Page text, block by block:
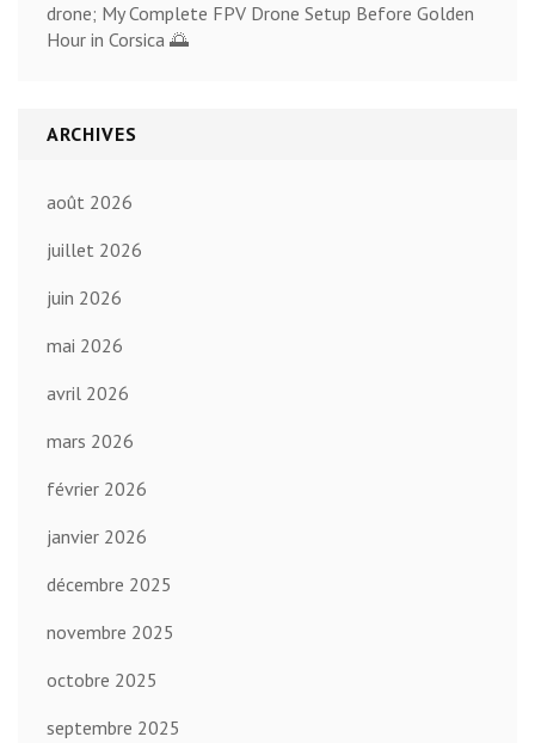
drone; My Complete FPV Drone Setup Before Golden
Hour in Corsica 🌅
ARCHIVES
août 2026
juillet 2026
juin 2026
mai 2026
avril 2026
mars 2026
février 2026
janvier 2026
décembre 2025
novembre 2025
octobre 2025
septembre 2025